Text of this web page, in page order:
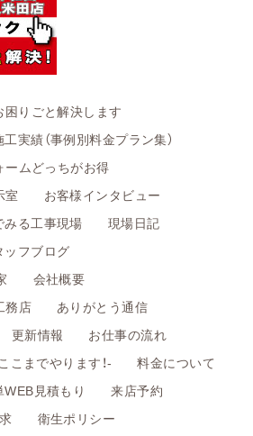
困りごと解決します
工実績（事例別料金プラン集）
ームどっちがお得
室
お客様インタビュー
みる工事現場
現場日記
ッフブログ
会社概要
務店
ありがとう通信
更新情報
お仕事の流れ
までやります！-
料金について
WEB見積もり
来店予約
衛生ポリシー